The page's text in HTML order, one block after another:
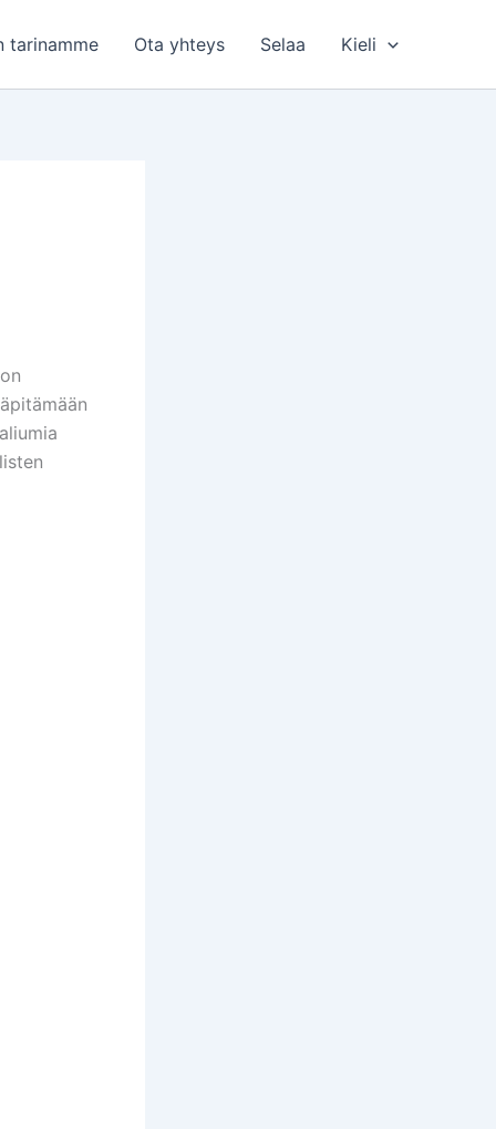
tarinamme Ota yhteys Selaa Kieli